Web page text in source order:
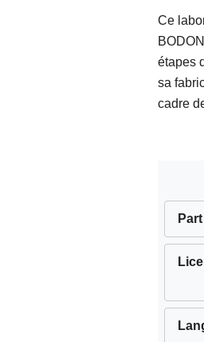
Ce
étapes
sa
cadre